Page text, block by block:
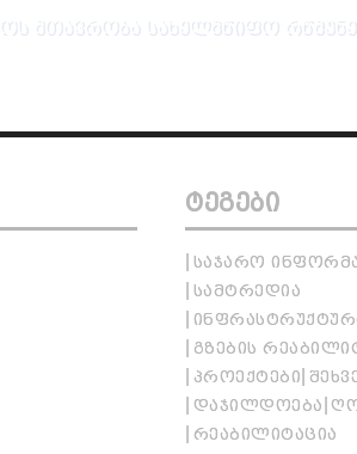
ᲛᲗᲐᲕᲠᲝᲑᲐ ᲡᲐᲮᲔᲚᲛᲬᲘᲤᲝ
ᲢᲔᲒᲔᲑᲘ
ᲡᲐᲯᲐᲠᲝ
ᲡᲐᲛᲢᲠᲔᲓᲘᲐ
ᲒᲖᲔᲑᲘᲡ
ᲞᲠᲝᲔᲥᲢᲔᲑᲘ
ᲓᲐᲯᲘᲚᲓᲝᲔᲑᲐ
ᲠᲔᲐᲑᲘᲚᲘᲢᲐᲪᲘᲐ